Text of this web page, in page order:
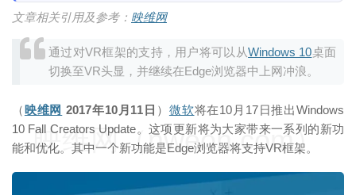
文章相关引用及参考： 映维网
通过对VR框架的支持，用户将可以从Windows 10桌面
切换至VR头显，并继续在Edge浏览器中上网冲浪。
（ 映维网 2017年10月11日 ） 微软将在10月17日推出Windows
10 Fall Creators Update。这项更新将为大家带来一系列的新功
能和优化。其中一个新功能是Edge浏览器将支持VR框架。
映维网（nweon.com）